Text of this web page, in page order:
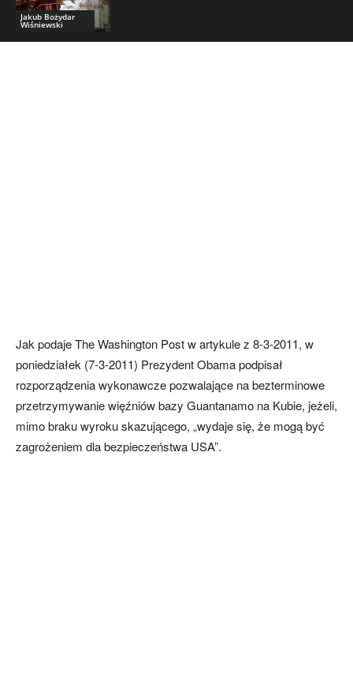
Jakub Bożydar
Wiśniewski
Jak podaje The Washington Post w artykule z 8-3-2011, w
poniedziałek (7-3-2011) Prezydent Obama podpisał
rozporządzenia wykonawcze pozwalające na bezterminowe
przetrzymywanie więźniów bazy Guantanamo na Kubie, jeżeli,
mimo braku wyroku skazującego, „wydaje się, że mogą być
zagrożeniem dla bezpieczeństwa USA”.